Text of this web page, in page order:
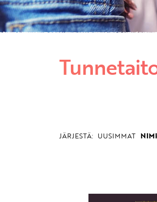
JÄRJESTÄ: UUSIMMAT NIMI